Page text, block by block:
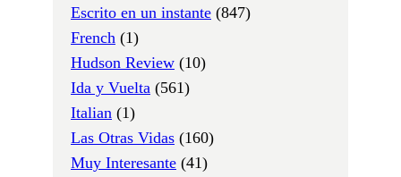
Escrito en un instante (847)
French (1)
Hudson Review (10)
Ida y Vuelta (561)
Italian (1)
Las Otras Vidas (160)
Muy Interesante (41)